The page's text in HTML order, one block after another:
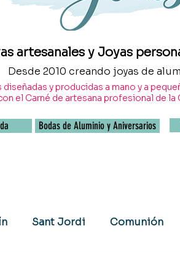
artesanales y Joyas
Desde 2010 creando joyas de
y producidas a mano y a
el Carné de artesana profesional de la
Bodas de Aluminio y Aniversarios
Sant Jordi Comunión